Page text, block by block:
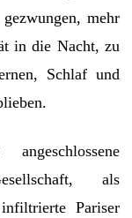
mehr
in die Nacht, zu
Schlaf und
als
Pariser